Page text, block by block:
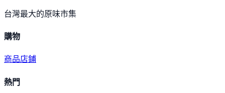
台灣最大的原味市集
購物
商品店鋪
熱門